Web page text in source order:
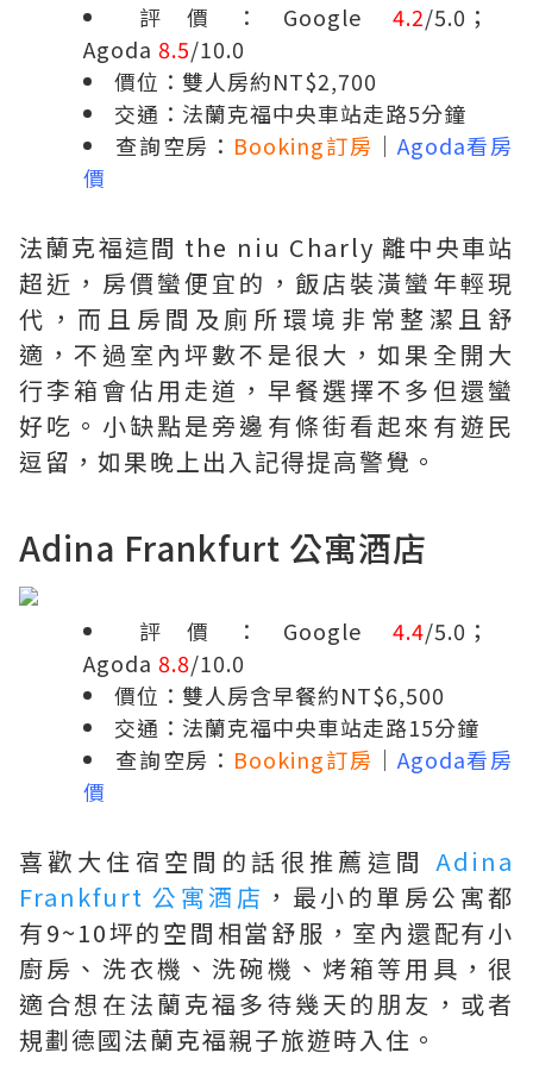
評價：Google 4.2/5.0；
Agoda 8.5/10.0
價位：雙人房約NT$2,700
交通：法蘭克福中央車站走路5分鐘
查詢空房： Booking訂房 ｜Agoda看房
價
法蘭克福這間 the niu Charly 離中央車站
超近，房價蠻便宜的，飯店裝潢蠻年輕現
代，而且房間及廁所環境非常整潔且舒
適，不過室內坪數不是很大，如果全開大
行李箱會佔用走道，早餐選擇不多但還蠻
好吃。小缺點是旁邊有條街看起來有遊民
逗留，如果晚上出入記得提高警覺。
Adina Frankfurt 公寓酒店
評價：Google 4.4/5.0；
Agoda 8.8/10.0
價位：雙人房含早餐約NT$6,500
交通：法蘭克福中央車站走路15分鐘
查詢空房： Booking訂房 ｜Agoda看房
價
喜歡大住宿空間的話很推薦這間 Adina
Frankfurt 公寓酒店 ，最小的單房公寓都
有9~10坪的空間相當舒服，室內還配有小
廚房、洗衣機、洗碗機、烤箱等用具，很
適合想在法蘭克福多待幾天的朋友，或者
規劃德國法蘭克福親子旅遊時入住。